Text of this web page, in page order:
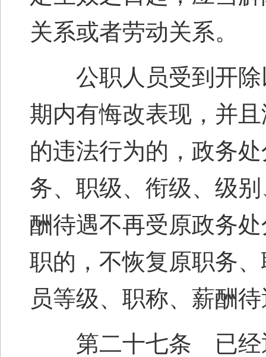
关系或者劳动关系。
公职人员受到开除
期内有悔改表现，并
的违法行为的，政务
务、职级、衔级、级
酬待遇不再受原政务
职的，不恢复原职务
员等级、职称、薪酬
第二十七条 已经退